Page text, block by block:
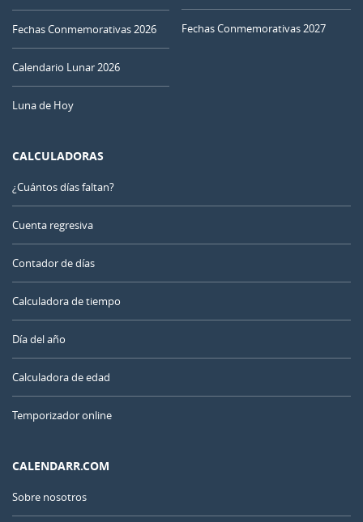
Fechas Conmemorativas 2026
Calendario Lunar 2026
Luna de Hoy
Fechas Conmemorativas 2027
CALCULADORAS
¿Cuántos días faltan?
Cuenta regresiva
Contador de días
Calculadora de tiempo
Día del año
Calculadora de edad
Temporizador online
CALENDARR.COM
Sobre nosotros